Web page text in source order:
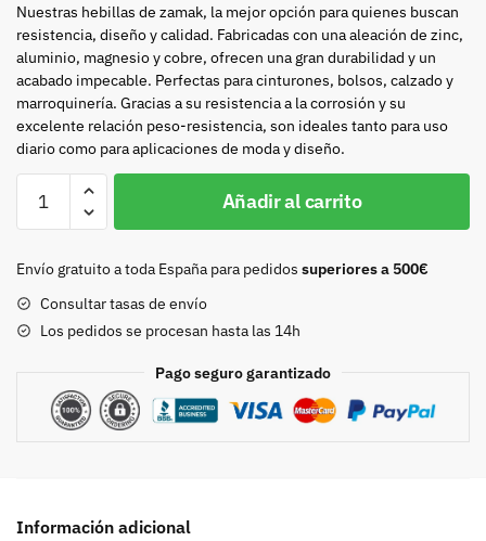
Nuestras hebillas de zamak, la mejor opción para quienes buscan
resistencia, diseño y calidad. Fabricadas con una aleación de zinc,
aluminio, magnesio y cobre, ofrecen una gran durabilidad y un
acabado impecable. Perfectas para cinturones, bolsos, calzado y
marroquinería. Gracias a su resistencia a la corrosión y su
excelente relación peso-resistencia, son ideales tanto para uso
diario como para aplicaciones de moda y diseño.
20mm
viejo
cantidad
Añadir al carrito
Envío gratuito a toda España para pedidos superiores a 500€
Consultar tasas de envío
Los pedidos se procesan hasta las 14h
Pago seguro garantizado
Información adicional